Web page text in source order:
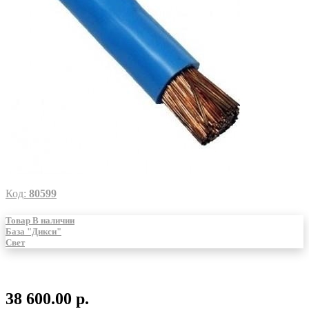
Код: 80599
Товар В наличии
База "Дикси"
Свет
38 600.00 р.